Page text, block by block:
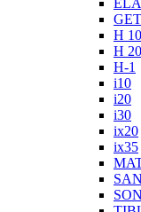
H
H
H-1
i10
i20
i30
ix20
ix35